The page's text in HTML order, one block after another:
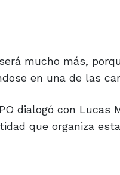
mucho más,
en una de las
dialogó con Lucas
que organiza